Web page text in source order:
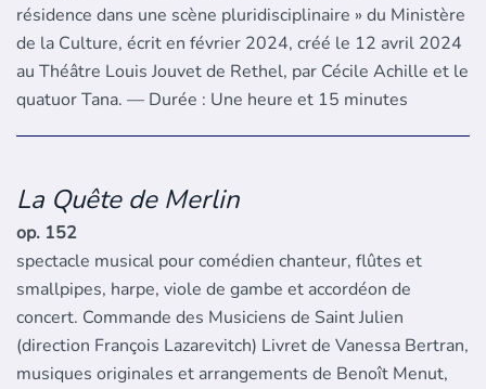
résidence dans une scène pluridisciplinaire » du Ministère
de la Culture, écrit en février 2024, créé le 12 avril 2024
au Théâtre Louis Jouvet de Rethel, par Cécile Achille et le
quatuor Tana. — Durée : Une heure et 15 minutes
La Quête de Merlin
op. 152
spectacle musical pour comédien chanteur, flûtes et
smallpipes, harpe, viole de gambe et accordéon de
concert. Commande des Musiciens de Saint Julien
(direction François Lazarevitch) Livret de Vanessa Bertran,
musiques originales et arrangements de Benoît Menut,